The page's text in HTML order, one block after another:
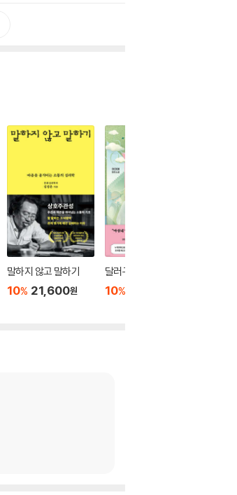
말하지 않고 말하기
10% 21,600원
달러구트 꿈 백화점 0
10%